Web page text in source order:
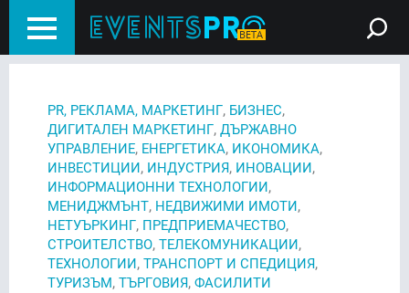
PR, РЕКЛАМА, МАРКЕТИНГ, БИЗНЕС,
ДИГИТАЛЕН МАРКЕТИНГ, ДЪРЖАВНО
УПРАВЛЕНИЕ, ЕНЕРГЕТИКА, ИКОНОМИКА,
ИНВЕСТИЦИИ, ИНДУСТРИЯ, ИНОВАЦИИ,
ИНФОРМАЦИОННИ ТЕХНОЛОГИИ,
МЕНИДЖМЪНТ, НЕДВИЖИМИ ИМОТИ,
НЕТУЪРКИНГ, ПРЕДПРИЕМАЧЕСТВО,
СТРОИТЕЛСТВО, ТЕЛЕКОМУНИКАЦИИ,
ТЕХНОЛОГИИ, ТРАНСПОРТ И СПЕДИЦИЯ,
ТУРИЗЪМ, ТЪРГОВИЯ, ФАСИЛИТИ